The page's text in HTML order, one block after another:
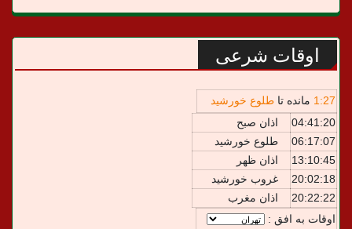
اوقات شرعی
1:27 مانده تا طلوع خورشید
04:41:20
اذان صبح
06:17:07
طلوع خورشید
13:10:45
اذان ظهر
20:02:18
غروب خورشید
20:22:22
اذان مغرب
اوقات به افق :